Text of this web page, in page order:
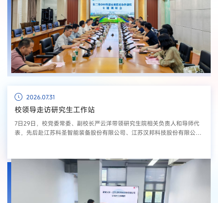
2026.07.31
校领导走访研究生工作站
7日29日，校党委常委、副校长严云洋带领研究生院相关负责人和导师代
表，先后赴江苏科圣智能装备股份有限公司、江苏汉邦科技股份有限公司
科研条件，详细了解了企业的发展战略、技术创新及人才需求情况。校企
双方回顾了近年来在校企协同育人、关键技术联合攻关等方面取得的成